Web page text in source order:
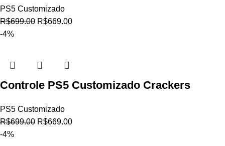
PS5 Customizado
R$699.00 R$669.00
-4%
Controle PS5 Customizado Crackers
PS5 Customizado
R$699.00 R$669.00
-4%